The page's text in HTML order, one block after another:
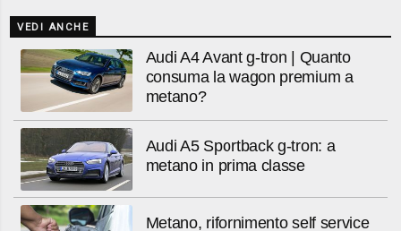
VEDI ANCHE
Audi A4 Avant g-tron | Quanto
consuma la wagon premium a
metano?
Audi A5 Sportback g-tron: a
metano in prima classe
Metano, rifornimento self service